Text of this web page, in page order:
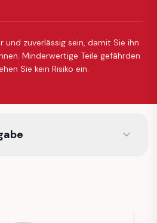
und zuverlässig sein, damit Sie ihn
Minderwertige Teile gefährden
Sie kein Risiko ein.